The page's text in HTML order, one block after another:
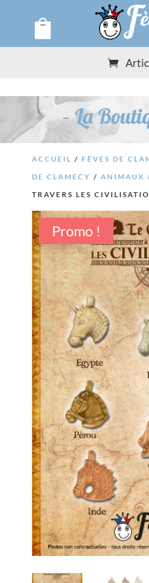
Panneau de gestion des cookies

– La
ACCUEIL / FÈVES DE
DE CLAMECY / ANIMAUX
TRAVERS LES
Promo !